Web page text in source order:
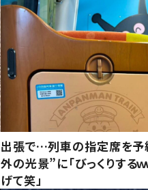
出張で…列車の指定席を
外の光景”に「びっくりするｗ
げて笑」